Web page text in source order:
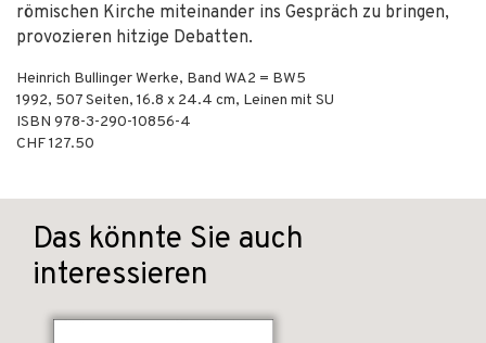
römischen Kirche miteinander ins Gespräch zu bringen,
provozieren hitzige Debatten.
Heinrich Bullinger Werke, Band WA2 = BW5
1992, 507Seiten, 16.8 x 24.4 cm, Leinen mit SU
ISBN 978-3-290-10856-4
CHF 127.50
Das könnte Sie auch
interessieren